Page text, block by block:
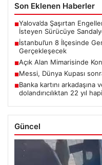
Son Eklenen Haberler
■Yalova’da Şaşırtan
İsteyen Sürücüye
■İstanbul’un 8 İlçesinde
Gerçekleşecek
■Açık Alan Mimarisinde
■Messi, Dünya Kupası
■Banka kartını
dolandırıcılıktan 22 yıl
Güncel